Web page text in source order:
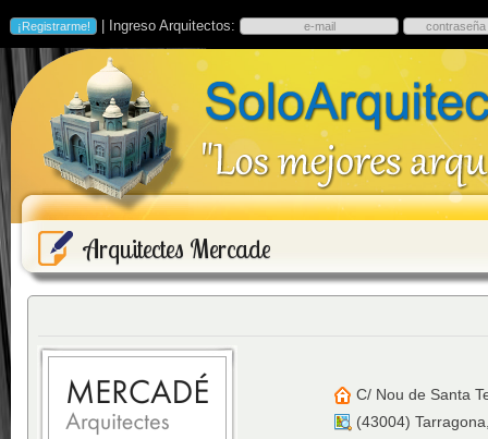
| Ingreso Arquitectos:
Arquitectes Mercade
C/ Nou de Santa
(43004) Tarragona